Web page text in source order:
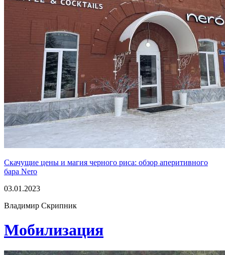
Скачущие цены и магия черного риса: обзор аперитивного
бара Nero
03.01.2023
Владимир Скрипник
Мобилизация